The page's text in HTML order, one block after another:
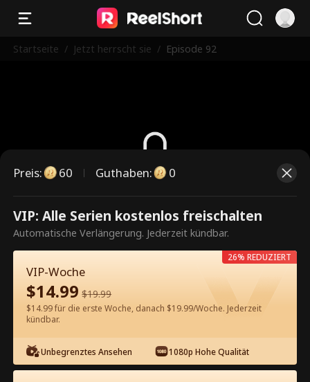
Startseite / Jetzt herrscht sie / Episode 92
Dies ist eine kostenpflichtige
Episode. Bitte entsperren, um
weiterzusehen.
60Jetzt entsperren
Kostenlos in der App ansehen
Preis: 60 Guthaben: 0
VIP: Alle Serien kostenlos freischalten
Automatische Verlängerung. Jederzeit kündbar.
VIP-Woche
$14.99 $19.99
$14.99 für die erste Woche, danach $19.99/Woche. Jederzeit
kündbar.
Unbegrenztes Ansehen 1080p Hohe Qualität
26% REDUZIERT